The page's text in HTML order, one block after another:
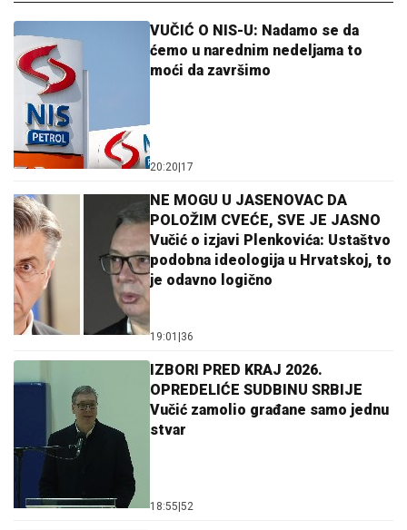
VUČIĆ O NIS-U: Nadamo se da
ćemo u narednim nedeljama to
moći da završimo
20:20 17
NE MOGU U JASENOVAC DA
POLOŽIM CVEĆE, SVE JE JASNO
Vučić o izjavi Plenkovića: Ustaštvo
podobna ideologija u Hrvatskoj, to
je odavno logično
19:01 36
IZBORI PRED KRAJ 2026.
OPREDELIĆE SUDBINU SRBIJE
Vučić zamolio građane samo jednu
stvar
18:55 52